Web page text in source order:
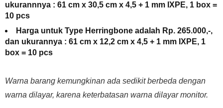
ukurannnya : 61 cm x 30,5 cm x 4,5 + 1 mm IXPE, 1 box =
10 pcs
Harga untuk Type Herringbone adalah Rp. 265.000,-,
dan ukurannya : 61 cm x 12,2 cm x 4,5 + 1 mm IXPE, 1
box = 10 pcs
Warna barang kemungkinan ada sedikit berbeda dengan
warna dilayar, karena keterbatasan warna dilayar monitor.